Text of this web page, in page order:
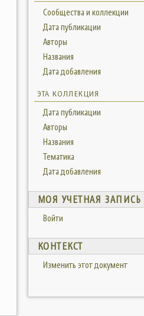
Сообщества и коллекции
Дата публикации
Авторы
Названия
Дата добавления
ЭТА КОЛЛЕКЦИЯ
Дата публикации
Авторы
Названия
Тематика
Дата добавления
МОЯ УЧЕТНАЯ ЗАПИСЬ
Войти
КОНТЕКСТ
Изменить этот документ